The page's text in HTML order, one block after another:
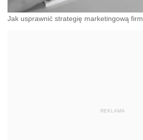
Jak usprawnić strategię marketingową